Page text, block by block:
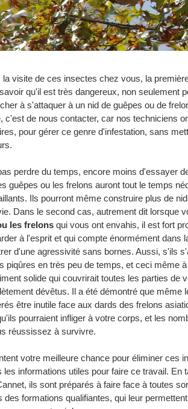
visite de ces insectes chez vous, la
qu'il est très dangereux, non seulement
à s'attaquer à un nid de guêpes ou de
c'est de nous contacter, car nos techniciens
pour gérer ce genre d'infestation, sans
perdre du temps, encore moins d'essayer
guêpes ou les frelons auront tout le temps
Ils pourront même construire plus de
Dans le second cas, autrement dit lorsque
les frelons qui vous ont envahis, il est fort
à l'esprit et qui compte énormément dans
d'une agressivité sans bornes. Aussi, s'ils
piqûres en très peu de temps, et ceci même
solide qui couvrirait toutes les parties de
dévêtus. Il a été démontré que même
être inutile face aux dards des frelons
pourraient infliger à votre corps, et les
réussissez à survivre.
votre meilleure chance pour éliminer ces
les informations utiles pour faire ce travail. En
ils sont préparés à faire face à toutes
des formations qualifiantes, qui leur